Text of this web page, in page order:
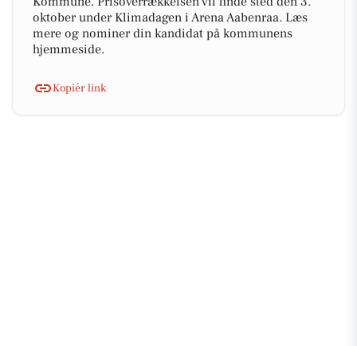
oktober under Klimadagen i Arena Aabenraa. Læs
mere og nominer din kandidat på kommunens
hjemmeside.
Kopiér link